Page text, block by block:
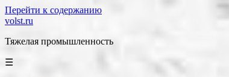
Перейти к содержанию
volst.ru
Тяжелая промышленность
☰